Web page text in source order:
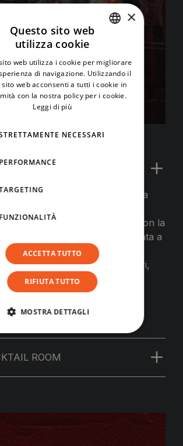
offre un’esperienza immersiva
HI-FI e live in un ambiente
Il percorso si completa con la
proposta gastronomica ispirata a
dove Lorenzo e Alberto
piatto in un’armonia di sapori,
KITCHEN
ROOM
ENGLISH
×
Questo sito web
utilizza cookie
web utilizza i cookie per migliorare
di navigazione. Utilizzando il
sito web acconsenti a tutti i cookie in
con la nostra policy per i cookie.
Leggi di più
NECESSARI
PERFORMANCE
FUNZIONALITÀ
ACCETTA TUTTO
RIFIUTA TUTTO
MOSTRA DETTAGLI